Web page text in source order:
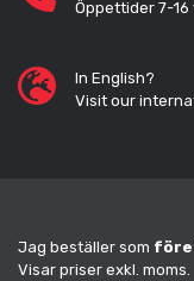
Öppettider 7-
In English?
Visit our
Jag beställer som
Visar priser exkl. moms.